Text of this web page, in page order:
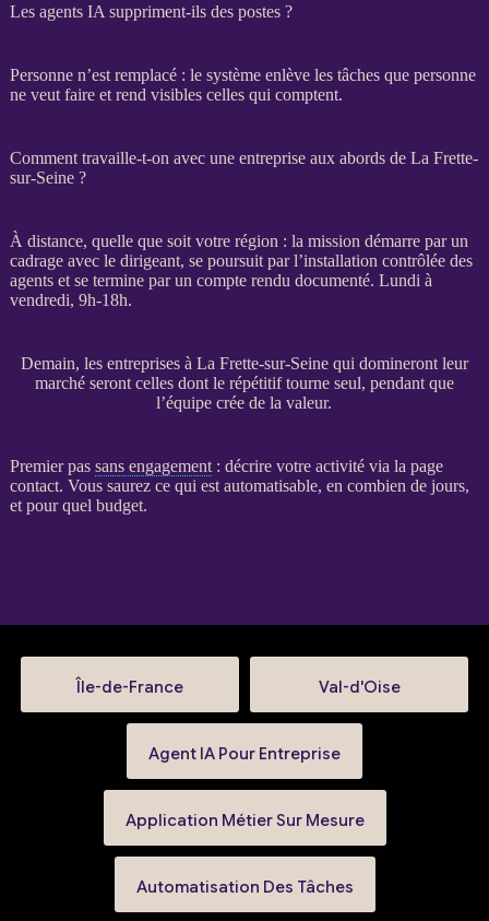
Les agents IA suppriment-ils des postes ?
Personne n’est remplacé : le système enlève les tâches que personne
ne veut faire et rend visibles celles qui comptent.
Comment travaille-t-on avec une entreprise aux abords de La Frette-
sur-Seine ?
À distance, quelle que soit votre région : la mission démarre par un
cadrageavec le dirigeant, se poursuit par l’installation contrôlée des
agentset se termine par un compte rendu documenté. Lundi à
vendredi, 9h-18h.
Demain, les entreprises à La Frette-sur-Seine qui domineront leur
marché seront celles dont le répétitif tourne seul, pendant que
l’équipe crée de la valeur.
Premier pas sans engagement: décrire votre activité via la page
contact. Vous saurez ce qui est automatisable, en combien de jours,
et pour quel budget.
Île-de-France Val-d'Oise
Agent IA Pour Entreprise
Application Métier Sur Mesure
Automatisation Des Tâches